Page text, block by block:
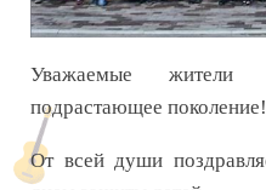
Уважаемые жители
подрастающее поколение!
От всей души